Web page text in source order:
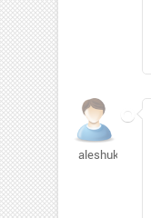
aleshukv